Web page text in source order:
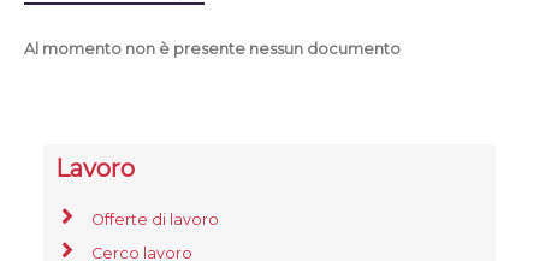
Al momento non è presente nessun documento
Lavoro
Offerte di lavoro
Cerco lavoro